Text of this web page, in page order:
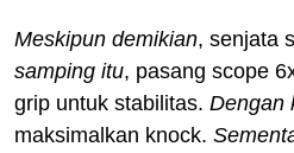
Meskipun demikian, senjata
samping itu, pasang scope
grip untuk stabilitas. Dengan
maksimalkan knock.